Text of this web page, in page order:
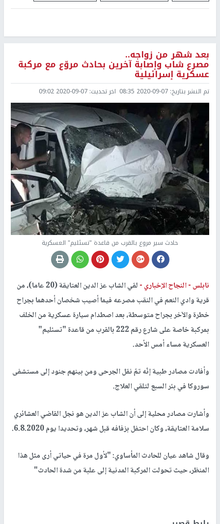
بعد شهر من زواجه..
مصرع شاب وإصابة آخرين بحادث مروّع مع مركبة
عسكرية إسرائيلية
تم النشر بتاريخ: 2020-09-07 08:35 اخر تحديث: 2020-09-07 09:02
حادث سير مروع بالقرب من قاعدة "تسئليم" العسكرية
نابلس -النجاح الإخباري -
لقي الشاب عز الدين العتايقة (20 عاما)، من
قرية وادي النعم في النقب مصرعه فيما أصيب شخصان أحدهما بجراح
خطرة والآخر بجراح متوسطة، بعد اصطدام سيارة عسكرية من الخلف
بمركبة خاصة على شارع رقم 222 بالقرب من قاعدة "تسئليم"
العسكرية مساء أمس الأحد.
وأفادت مصادر طبية إنّه تمّ نقل الجرحى ومن بينهم جنود إلى مستشفى
سوروكا في بئر السبع لتلقي العلاج.
وأشارت مصادر محلية إلى أن الشاب عز الدين هو نجل القاضي العشائري
سلامة العتايقة، وكان احتفل بزفافه قبل شهر، وتحديدا يوم 6.8.2020.
وقال شاهد عيان للحادث المأساوي: "لأول مرة في حياتي أرى مثل هذا
المنظر، حيث تحولت المركبة المدنية إلى علبة من شدة الحادث"